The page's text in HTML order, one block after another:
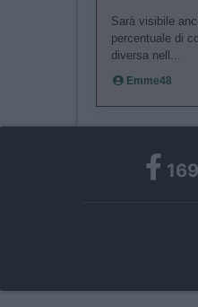
Sarà visibile
percentuale di
diversa nell...
Emme48